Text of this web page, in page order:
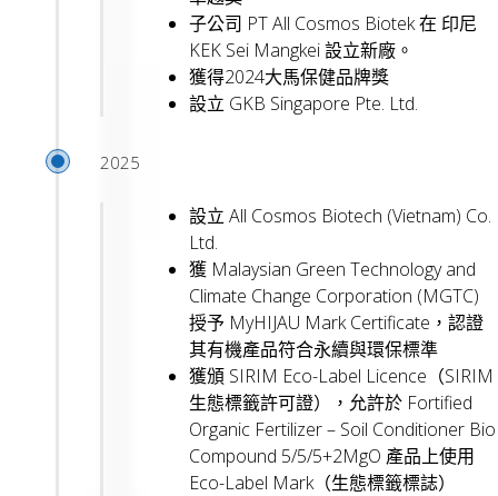
子公司 PT All Cosmos Biotek 在 印尼
KEK Sei Mangkei 設立新廠。
獲得2024大馬保健品牌獎
設立 GKB Singapore Pte. Ltd.
2025
設立 All Cosmos Biotech (Vietnam) Co.
Ltd.
獲 Malaysian Green Technology and
Climate Change Corporation (MGTC)
授予 MyHIJAU Mark Certificate，認證
其有機產品符合永續與環保標準
獲頒 SIRIM Eco-Label Licence（SIRIM
生態標籤許可證），允許於 Fortified
Organic Fertilizer – Soil Conditioner Bio
Compound 5/5/5+2MgO 產品上使用
Eco-Label Mark（生態標籤標誌）